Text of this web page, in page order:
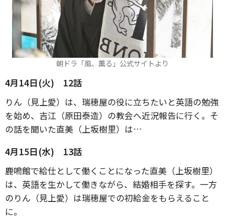
朝ドラ「風、薫る」公式サイトより
4月14日(火) 12話
りん（見上愛）は、瑞穂屋の役に立ちたいと英語の勉強
を始め、吉江（原田泰造）の教会へ近況報告に行く。そ
の話を聞いた直美（上坂樹里）は…
4月15日(水) 13話
鹿鳴館で給仕として働くことになった直美（上坂樹里）
は、英語を生かして働きながら、結婚相手を探す。一方
のりん（見上愛）は瑞穂屋での初給金をもらえること
に。